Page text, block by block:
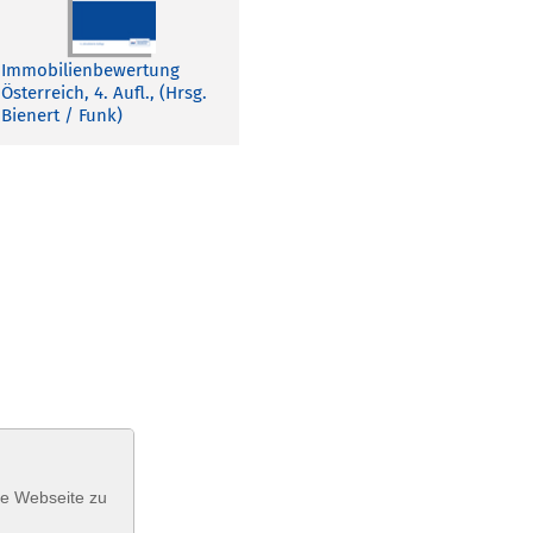
Immobilienbewertung
Österreich, 4. Aufl., (Hrsg.
Bienert / Funk)
Webseite zu